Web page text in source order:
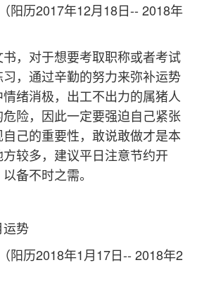
阳历2017年12月18日-- 2018年
，对于想要考取职称或者考试
，通过辛勤的努力来弥补运势
绪消极，出工不出力的属猪人
险，因此一定要强迫自己紧张
己的重要性，敢说敢做才是本
较多，建议平日注意节约开
备不时之需。
运势
阳历2018年1月17日-- 2018年2